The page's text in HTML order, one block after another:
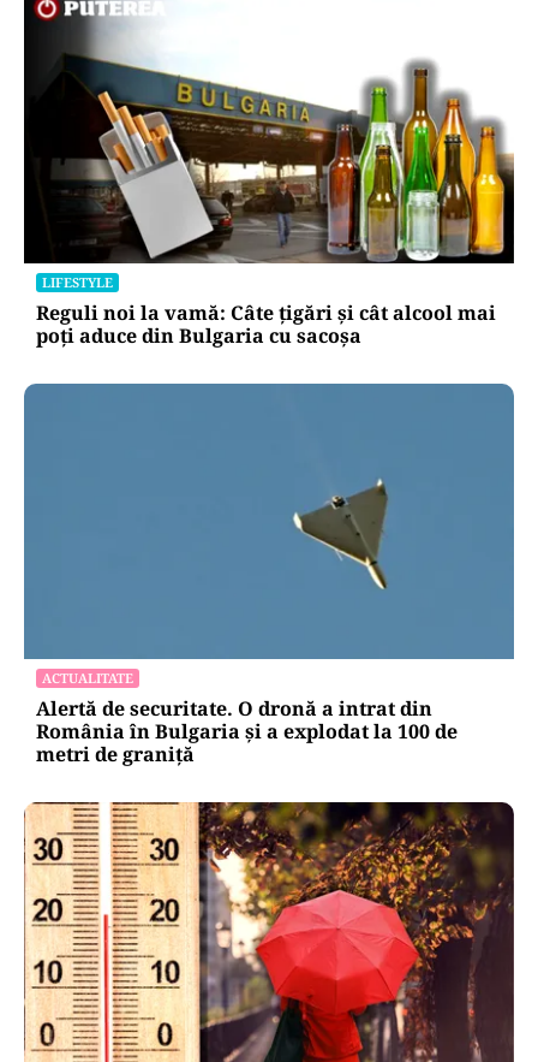
LIFESTYLE
Reguli noi la vamă: Câte țigări și cât alcool mai
poți aduce din Bulgaria cu sacoșa
ACTUALITATE
Alertă de securitate. O dronă a intrat din
România în Bulgaria şi a explodat la 100 de
metri de graniţă